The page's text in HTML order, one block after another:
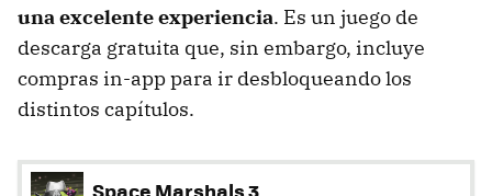
una excelente experiencia. Es un juego de
descarga gratuita que, sin embargo, incluye
compras in-app para ir desbloqueando los
distintos capítulos.
Space Marshals 3